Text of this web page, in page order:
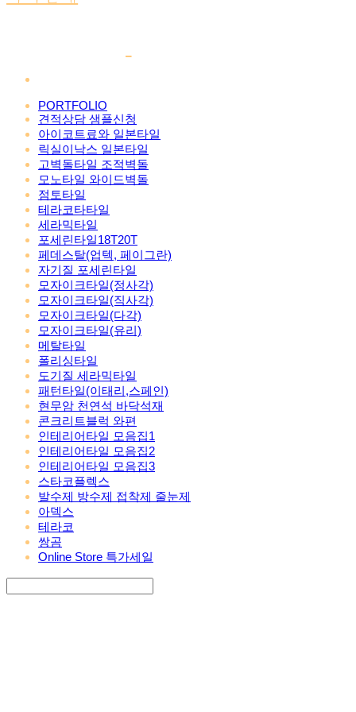
PORTFOLIO
견적상담 샘플신청
아이코트료와 일본타일
릭실이낙스 일본타일
고벽돌타일 조적벽돌
모노타일 와이드벽돌
점토타일
테라코타타일
세라믹타일
포세린타일18T20T
페데스탈(업텍, 페이그란)
자기질 포세린타일
모자이크타일(정사각)
모자이크타일(직사각)
모자이크타일(다각)
모자이크타일(유리)
메탈타일
폴리싱타일
도기질 세라믹타일
패턴타일(이태리,스페인)
현무암 천연석 바닥석재
콘크리트블럭 와편
인테리어타일 모음집1
인테리어타일 모음집2
인테리어타일 모음집3
스타코플렉스
발수제 방수제 접착제 줄눈제
아덱스
테라코
쌍곰
Online Store 특가세일